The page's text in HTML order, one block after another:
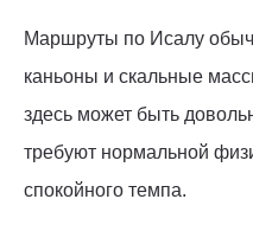
Маршруты по Исалу
каньоны и скальные
здесь может быть
требуют нормальной
спокойного темпа.